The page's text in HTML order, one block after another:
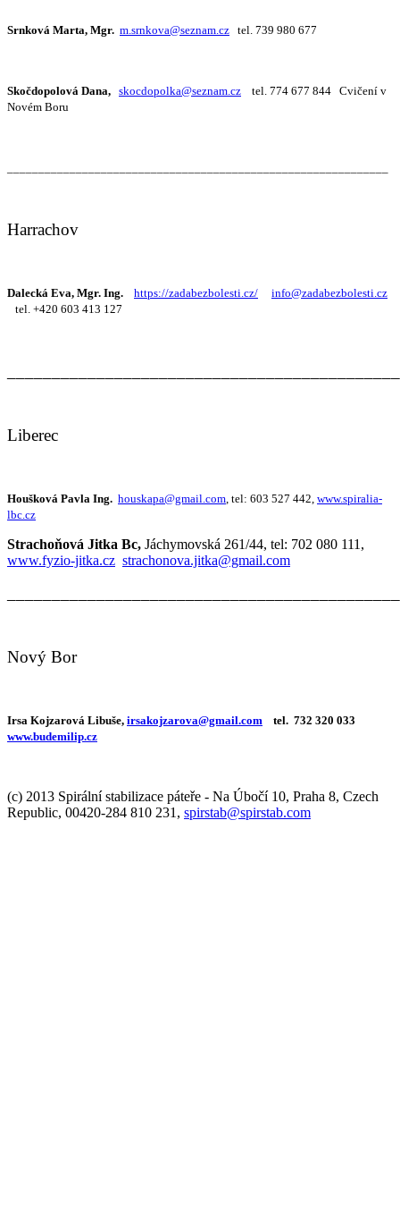
Srnková Marta, Mgr. m.srnkova@seznam.cz tel. 739 980 677
Skočdopolová Dana, skocdopolka@seznam.cz tel. 774 677 844 Cvičení v
Novém Boru
Harrachov
Dalecká Eva, Mgr. Ing. https://zadabezbolesti.cz/
info@zadabezbolesti.cz
tel. +420 603 413 127
Liberec
Houšková Pavla Ing. houskapa@gmail.com , tel: 603 527 442, www.spiralia-
lbc.cz
Strachoňová Jitka Bc, Jáchymovská 261/44, tel: 702 080 111,
www.fyzio-jitka.cz strachonova.jitka@gmail.com
Nový Bor
Irsa Kojzarová Libuše, irsakojzarova@gmail.com tel. 732 320 033
www.budemilip.cz
(c) 2013 Spirální stabilizace páteře - Na Úbočí 10, Praha 8, Czech
Republic, 00420-284 810 231, spirstab@spirstab.com